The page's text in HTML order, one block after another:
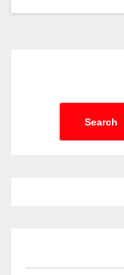
Search